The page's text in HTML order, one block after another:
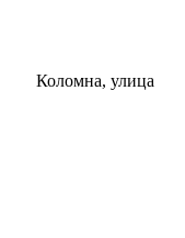
Коломна, улица